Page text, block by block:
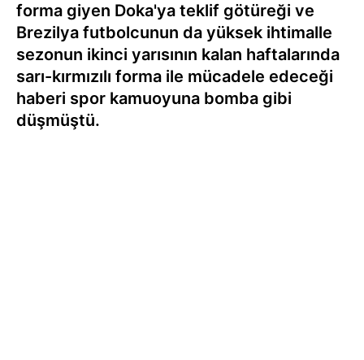
forma giyen Doka'ya teklif götüreği ve
Brezilya futbolcunun da yüksek ihtimalle
sezonun ikinci yarısının kalan haftalarında
sarı-kırmızılı forma ile mücadele edeceği
haberi spor kamuoyuna bomba gibi
düşmüştü.